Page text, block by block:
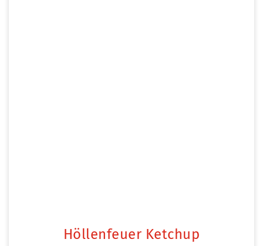
Höllenfeuer Ketchup